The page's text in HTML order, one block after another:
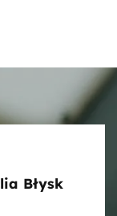
Błysk